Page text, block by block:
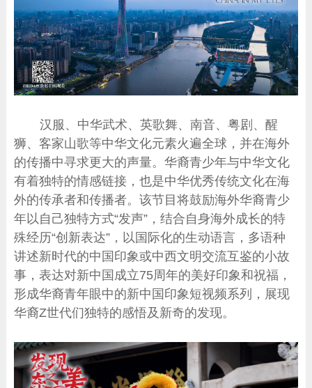
汉服、中华武术、英歌舞、南音、粤剧、醒
狮、客家山歌等中华文化元素火遍全球，并在海外
的传播中寻求更大的声量。华裔青少年与中华文化
有着独特的情感链接，也是中华优秀传统文化在海
外的传承者和传播者。该节目将鼓励海外华裔青少
年以自己独特方式“发声”，结合自身海外成长的特
殊经历“创新表达”，以国际化的生动语言，多语种
讲述新时代的中国印象或中西文明交流互鉴的小故
事，表达对新中国成立75周年的美好印象和祝福，
形成华裔青年眼中的新中国印象短视频系列，展现
华裔Z世代们独特的感悟及新奇的发现。